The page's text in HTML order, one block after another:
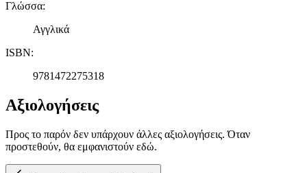
Γλώσσα:
Αγγλικά
ISBN:
9781472275318
Αξιολογήσεις
Προς το παρόν δεν υπάρχουν άλλες αξιολογήσεις. Όταν
προστεθούν, θα εμφανιστούν εδώ.